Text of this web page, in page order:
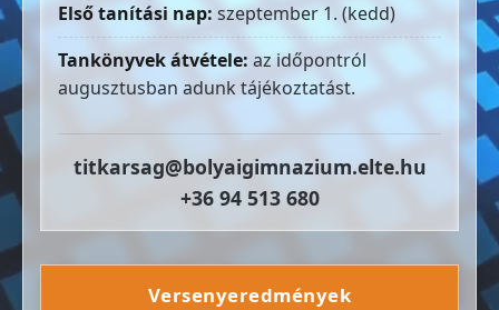
Első tanítási nap: szeptember 1. (kedd)
Tankönyvek átvétele: az időpontról
augusztusban adunk tájékoztatást.
titkarsag@bolyaigimnazium.elte.hu
+36 94 513 680
Versenyeredmények